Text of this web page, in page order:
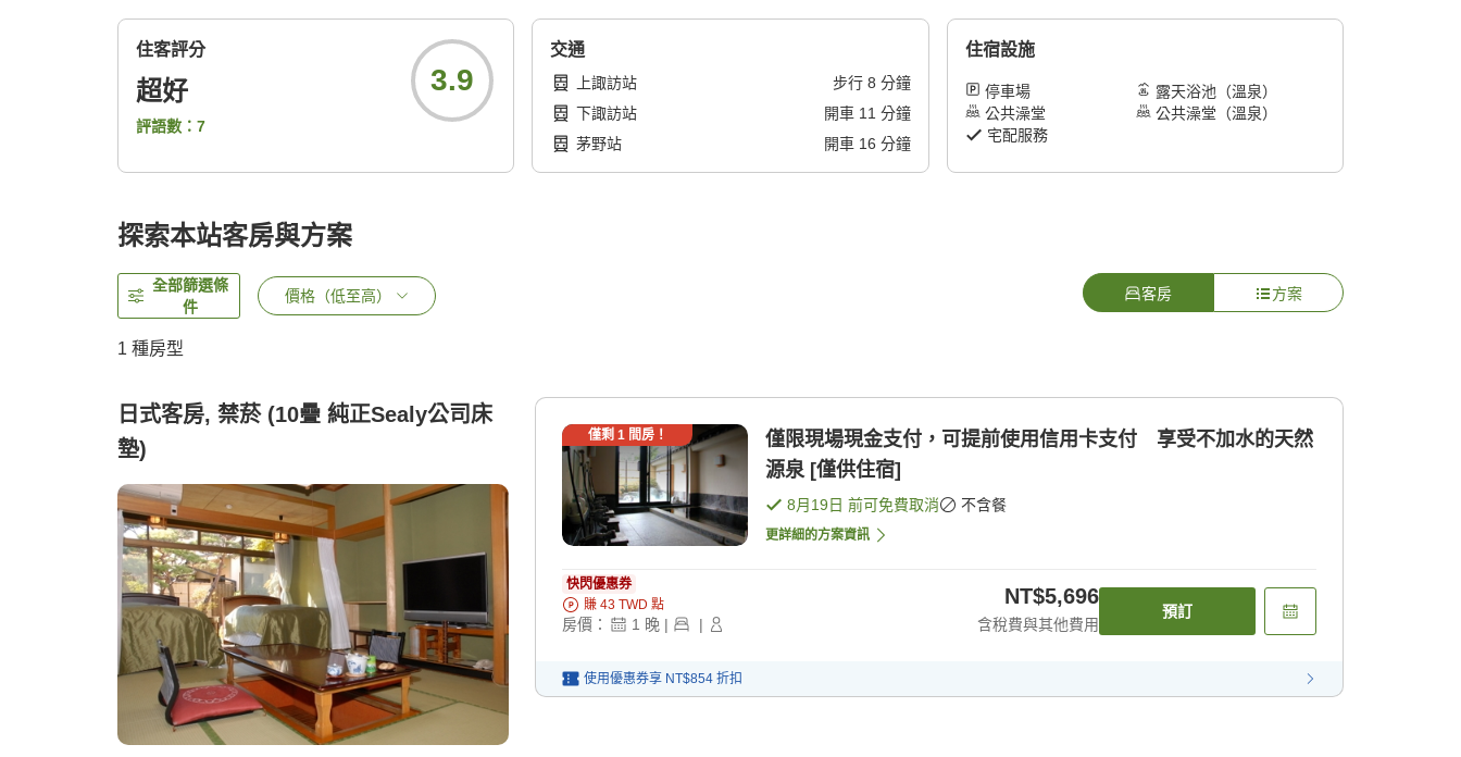
住客評分
超好
評語數： 7
3.9
交通
上諏訪站 步行 8 分鐘
下諏訪站
開車 11 分鐘
茅野站
開車 16 分鐘
住宿設施
停車場
露天浴池（溫泉）
公共澡堂
公共澡堂（溫泉）
宅配服務
探索本站客房與方案
全部篩選條
件
價格（低至高） 客房 方案
1 種房型
日式客房, 禁菸 (10疊 純正Sealy公司床
墊)
僅剩 1間房！
僅限現場現金支付，可提前使用信用卡支付 享受不加水的天然
源泉 [僅供住宿]
8月19日 前可免費取消 不含餐
更詳細的方案資訊
快閃優惠券
賺 43 TWD 點
房價： 1 晚 | |
NT$5,696
含稅費與其他費用
預訂
使用優惠券享 NT$854 折扣